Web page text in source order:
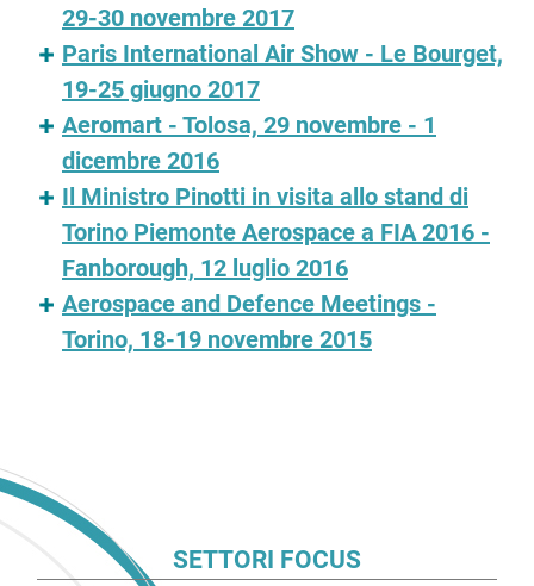
29-30 novembre 2017
Paris International Air Show - Le Bourget,
19-25 giugno 2017
Aeromart - Tolosa, 29 novembre - 1
dicembre 2016
Il Ministro Pinotti in visita allo stand di
Torino Piemonte Aerospace a FIA 2016 -
Fanborough, 12 luglio 2016
Aerospace and Defence Meetings -
Torino, 18-19 novembre 2015
SETTORI FOCUS